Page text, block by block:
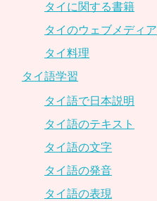
タイに関する書籍
タイのウェブメディア
タイ料理
タイ語学習
タイ語で日本説明
タイ語のテキスト
タイ語の文字
タイ語の発音
タイ語の表現